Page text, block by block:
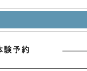
験予約